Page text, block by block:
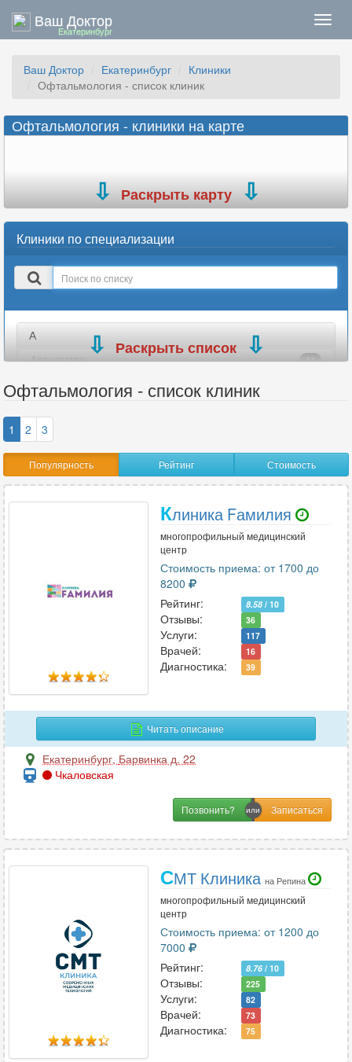
Ваш Доктор
Екатеринбург
Ваш Доктор Екатеринбург
Клиники
Офтальмология - список клиник
Офтальмология - клиники на карте
Раскрыть карту
Клиники по специализации
Поиск
в
А
Акушерство 41
Аллергология
Ангиохирургия
Андрология
Анестезиология 15
Анестезиология-реаниматология 15
Гастроэнтерология 64
Генетика
Гепатология
1
72
Гирудотерапия 2
Дерматовенерология 35
Дерматология
Дефектология
Раскрыть список
Офтальмология - список клиник
1 2 3
Популярность Рейтинг Стоимость
Клиника Fамилия
многопрофильный медицинский
центр
Стоимость приема: от 1700 до
8200
Рейтинг:
8.58 / 10
Отзывы: 36
Услуги: 117
Врачей: 16
Диагностика: 39
Читать описание
Екатеринбург, Барвинка д. 22
Чкаловская
Позвонить?
СМТ Клиника на Репина
многопрофильный медицинский
центр
Стоимость приема: от 1200 до
7000
Рейтинг:
8.76 / 10
Отзывы: 225
Услуги: 82
Врачей: 73
Диагностика: 75